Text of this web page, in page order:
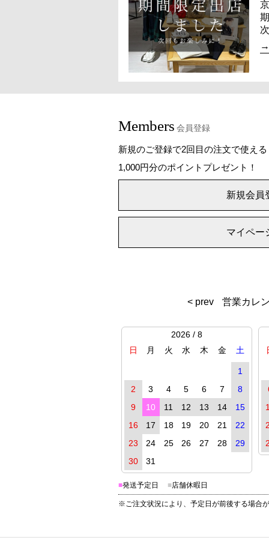
→
Members 会員登録
新規のご登録で2回目の注文で使える
1,000円分のポイントプレゼント！
新規会員
マイペー
< prev 営業カレ
2026 / 8
日
月 火 水 木 金 土
1
2
3 4 5 6 7
8
9
10 11 12 13 14
15
16
17 18 19 20 21
22
23
24 25 26 27 28
29
30
31
■発送予定日 ■店舗休暇日
※ご注文状況により、予定日が前後する場合